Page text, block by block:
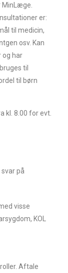
er:
til medicin,
osv. Kan
og har
til
til børn
kl. 8.00 for evt.
på
visse
KOL
Aftale